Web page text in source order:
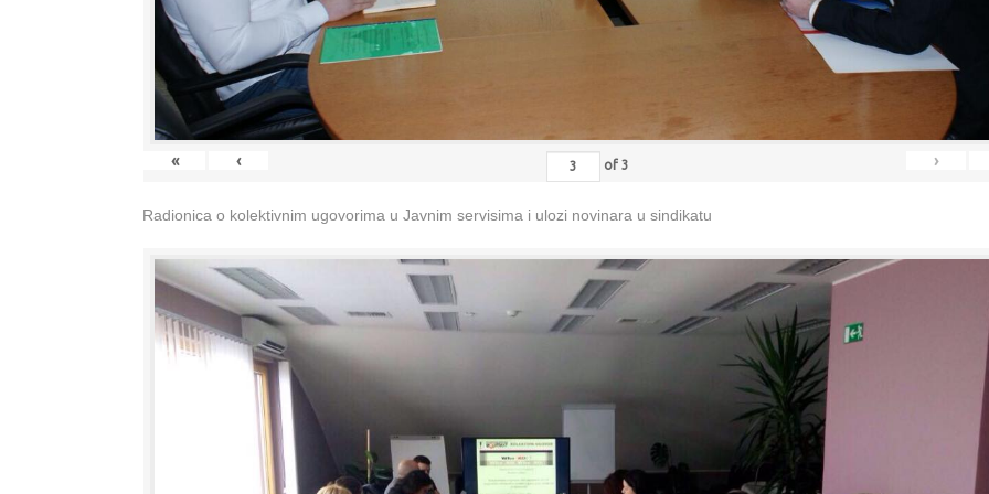
« ‹ of 3 ›
Radionica o kolektivnim ugovorima u Javnim servisima i ulozi novinara u sindikatu